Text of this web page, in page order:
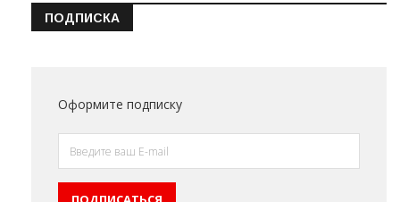
ПОДПИСКА
Оформите подписку